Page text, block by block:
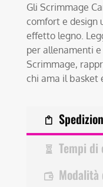
Gli Scrimmage
comfort e design
effetto legno.
per allenamenti
Scrimmage,
chi ama il basket
Tempi di
Modalità